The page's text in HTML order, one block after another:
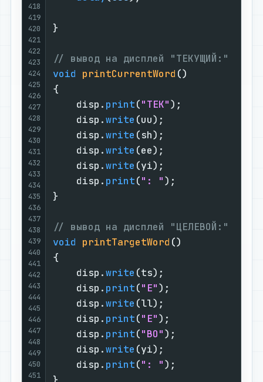
418
419
420
421
422
423
424
425
426
427
428
429
430
431
432
433
434
435
436
437
438
439
440
441
442
443
444
445
446
447
448
449
450
451
}
// вывод на дисплей "ТЕКУЩИЙ:"
void printCurrentWord ()
{
    disp.
print("TEK");
    disp.
write (uu);
    disp.
write (sh);
    disp.
write (ee);
    disp.
write (yi);
    disp.
print(": ");
}
// вывод на дисплей "ЦЕЛЕВОЙ:"
void printTargetWord ()
{
    disp.
write (ts);
    disp.
print("E");
    disp.
write (ll);
    disp.
print("E");
    disp.
print("BO");
    disp.
write (yi);
    disp.
print(": ");